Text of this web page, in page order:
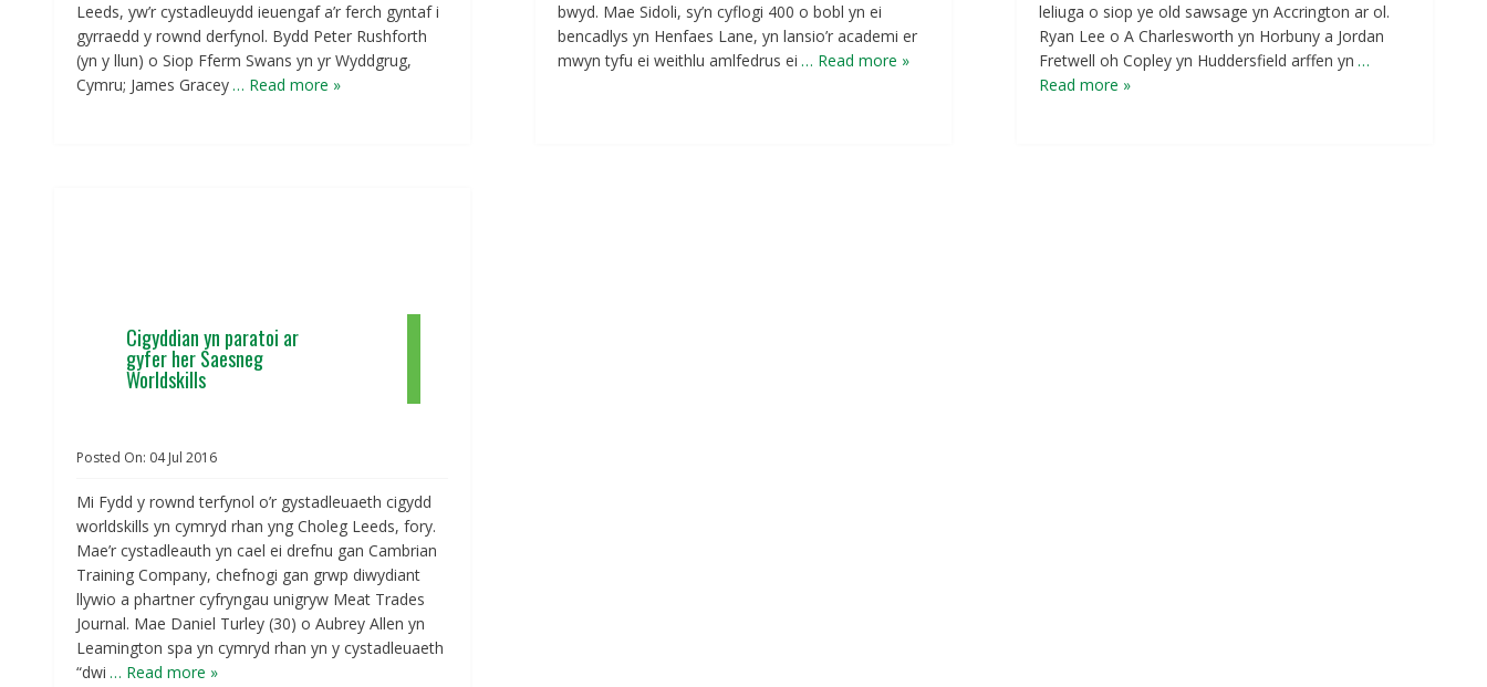
Leeds, yw’r cystadleuydd ieuengaf a’r ferch gyntaf i
gyrraedd y rownd derfynol. Bydd Peter Rushforth
(yn y llun) o Siop Fferm Swans yn yr Wyddgrug,
Cymru; James Gracey… Read more »
bwyd. Mae Sidoli, sy’n cyflogi 400 o bobl yn ei
bencadlys yn Henfaes Lane, yn lansio’r academi er
mwyn tyfu ei weithlu amlfedrus ei … Read more »
leliuga o siop ye old sawsage yn Accrington ar ol.
Ryan Lee o A Charlesworth yn Horbuny a Jordan
Fretwell oh Copley yn Huddersfield arffen yn …
Read more »
Cigyddian yn paratoi ar
gyfer her Saesneg
Worldskills
Posted On: 04 Jul 2016
Mi Fydd y rownd terfynol o’r gystadleuaeth cigydd
worldskills yn cymryd rhan yng Choleg Leeds, fory.
Mae’r cystadleauth yn cael ei drefnu gan Cambrian
Training Company, chefnogi gan grwp diwydiant
llywio a phartner cyfryngau unigryw Meat Trades
Journal. Mae Daniel Turley (30) o Aubrey Allen yn
Leamington spa yn cymryd rhan yn y cystadleuaeth
“dwi … Read more »